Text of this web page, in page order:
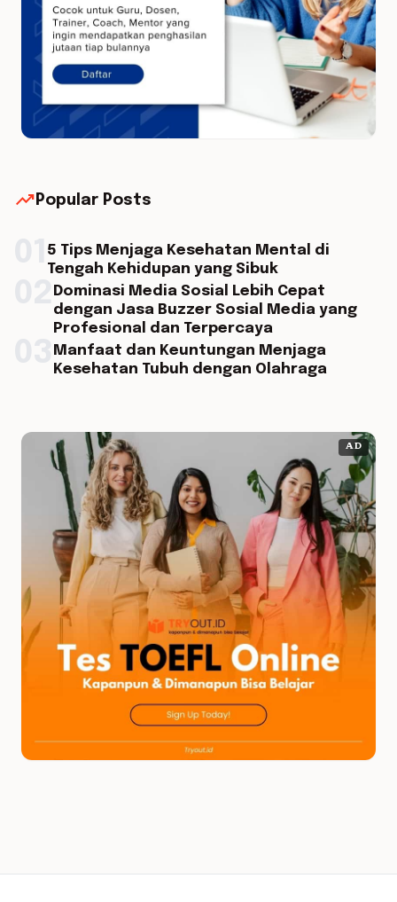
trending_up Popular Posts
5 Tips Menjaga Kesehatan Mental di
Tengah Kehidupan yang Sibuk
Dominasi Media Sosial Lebih Cepat
dengan Jasa Buzzer Sosial Media yang
Profesional dan Terpercaya
Manfaat dan Keuntungan Menjaga
Kesehatan Tubuh dengan Olahraga
AD